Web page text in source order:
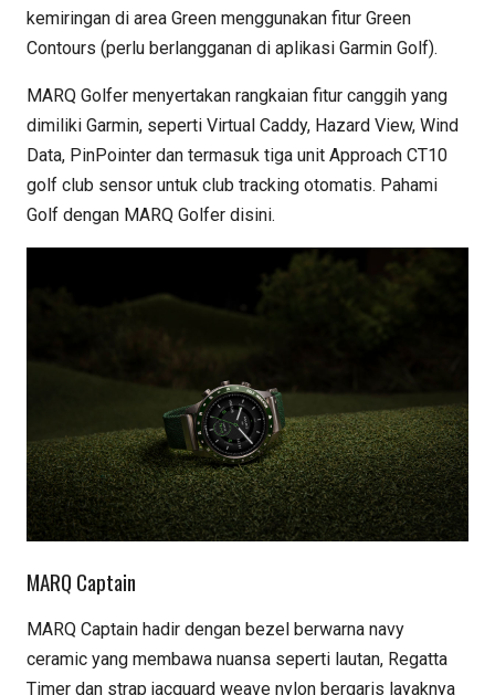
kemiringan di area Green menggunakan fitur Green
Contours (perlu berlangganan di aplikasi Garmin Golf).
MARQ Golfer menyertakan rangkaian fitur canggih yang
dimiliki Garmin, seperti Virtual Caddy, Hazard View, Wind
Data, PinPointer dan termasuk tiga unit Approach CT10
golf club sensor untuk club tracking otomatis. Pahami
Golf dengan MARQ Golfer disini.
MARQ Captain
MARQ Captain hadir dengan bezel berwarna navy
ceramic yang membawa nuansa seperti lautan, Regatta
Timer dan strap jacquard weave nylon bergaris layaknya